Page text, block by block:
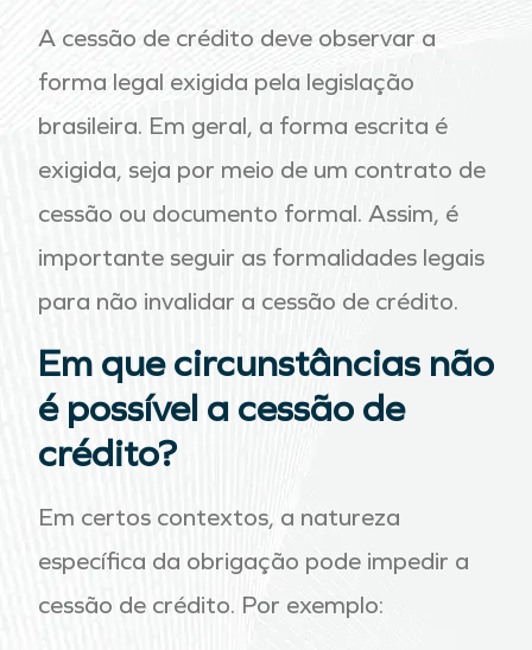
A cessão de crédito deve observar a
forma legal exigida pela legislação
brasileira. Em geral, a forma escrita é
exigida, seja por meio de um contrato de
cessão ou documento formal. Assim, é
importante seguir as formalidades legais
para não invalidar a cessão de crédito.
Em que circunstâncias não
é possível a cessão de
crédito?
Em certos contextos, a natureza
específica da obrigação pode impedir a
cessão de crédito. Por exemplo: